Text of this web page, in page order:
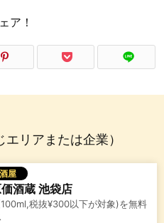
ア！
リアまたは企業）
屋
酒蔵 池袋店
税抜¥300以下が対象)を無料